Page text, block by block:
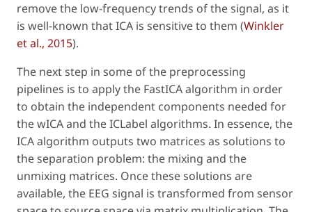
remove the low-frequency trends of the signal, as it
is well-known that ICA is sensitive to them (Winkler
et al., 2015).
The next step in some of the preprocessing
pipelines is to apply the FastICA algorithm in order
to obtain the independent components needed for
the wICA and the ICLabel algorithms. In essence, the
ICA algorithm outputs two matrices as solutions to
the separation problem: the mixing and the
unmixing matrices. Once these solutions are
available, the EEG signal is transformed from sensor